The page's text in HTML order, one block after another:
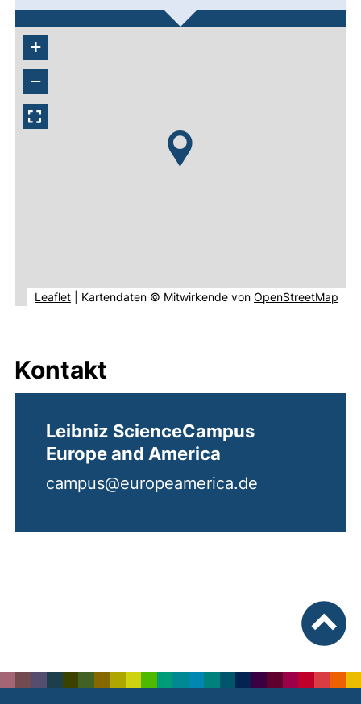
+
−
Leaflet(externer Link, öffnet neues Fenster).
Kartendaten © Mitwirkende von OpenStreetMap
Kontakt
Leibniz ScienceCampus
Europe and America
campus@europeamerica.de